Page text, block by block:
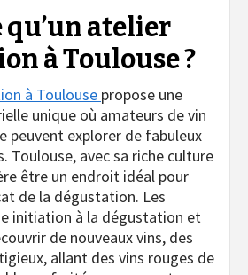
qu’un atelier
à Toulouse ?
à Toulouse propose une
unique où amateurs de vin
peuvent explorer de fabuleux
Toulouse, avec sa riche culture
être un endroit idéal pour
de la dégustation. Les
initiation à la dégustation et
de nouveaux vins, des
allant des vins rouges de